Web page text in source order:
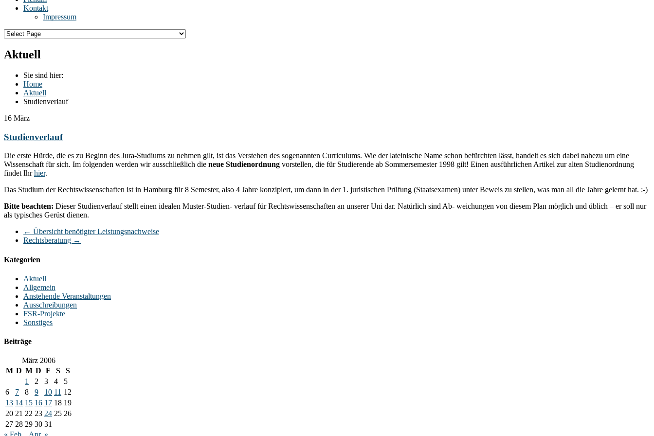
Kontakt
Impressum
Aktuell
Sie sind hier:
Home
Aktuell
Studienverlauf
16 März
Studienverlauf
Die erste Hürde, die es zu Beginn des Jura-Studiums zu nehmen gilt, ist das Verstehen des sogenannten Curriculums. Wie der lateinische Name schon befürchten lässt, handelt es sich dabei nahezu um eine
Wissenschaft für sich. Im folgenden werden wir ausschließlich die neue Studienordnung vorstellen, die für Studierende ab Sommersemester 1998 gilt! Einen ausführlichen Artikel zur alten Studienordnung
findet Ihrhier.
Das Studium der Rechtswissenschaften ist in Hamburg für 8 Semester, also 4 Jahre konzipiert, um dann in der 1. juristischen Prüfung (Staatsexamen) unter Beweis zu stellen, was man all die Jahre gelernt hat. :-)
Bitte beachten: Dieser Studienverlauf stellt einen idealen Muster-Studien- verlauf für Rechtswissenschaften an unserer Uni dar. Natürlich sind Ab- weichungen von diesem Plan möglich und üblich – er soll nur
als typisches Gerüst dienen.
← Übersicht benötigter Leistungsnachweise
Rechtsberatung →
Kategorien
Aktuell
Allgemein
Anstehende Veranstaltungen
Ausschreibungen
FSR-Projekte
Sonstiges
Beiträge
März 2006
M D M D F S
S
1
2 3 4
5
6
7 8 9 10 11 12
13 14 15 16 17 18 19
20 21 22 23 24 25 26
27 28 29 30 31